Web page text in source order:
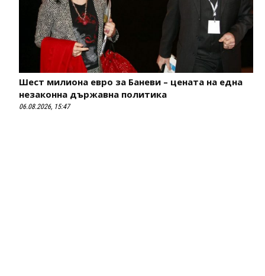
Шест милиона евро за Баневи – цената на една
незаконна държавна политика
06.08.2026, 15:47